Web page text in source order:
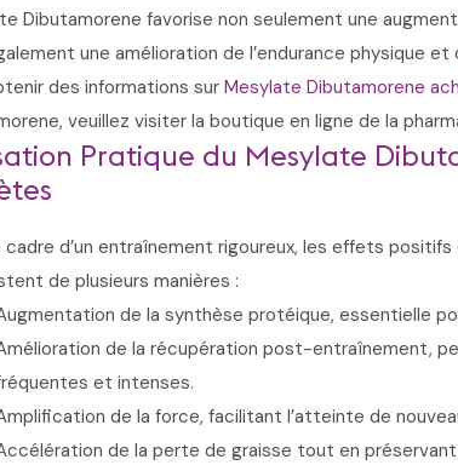
Dibutamorene favorise non seulement une
une amélioration de l’endurance physique et
des informations surMesylate Dibutamorene
veuillez visiter la boutique en ligne de la
Pratique du Mesylate
cadre d’un entraînement rigoureux, les effets
de plusieurs manières :
de la synthèse protéique, essentielle
de la récupération post-entraînement,
et intenses.
de la force, facilitant l’atteinte de
de la perte de graisse tout en préservant